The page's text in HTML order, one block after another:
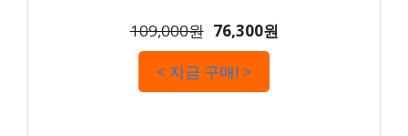
109,000원 76,300원
< 지금 구매! >